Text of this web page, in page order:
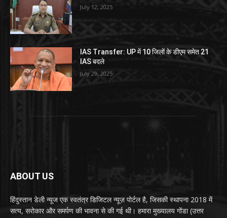
July 12, 2025
IAS Transfer: UP में 10 जिलों के डीएम समेत 21
IAS बदले
July 29, 2025
ABOUT US
हिंदुस्तान डेली न्यूज एक स्वतंत्र डिजिटल न्यूज़ पोर्टल है, जिसकी स्थापना 2018 में
सत्य, सरोकार और समर्पण की भावना से की गई थी। हमारा मुख्यालय गोंडा (उत्तर